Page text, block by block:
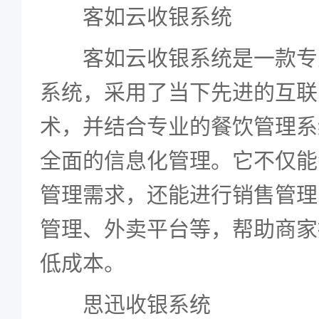
客如云收银系统
客如云收银系统是一款专
系统，采用了当下先进的互
术，并结合专业的餐饮管理
全面的信息化管理。它不仅
管理需求，还能进行销售管
管理、外卖平台等，帮助商
低成本。
思迅收银系统